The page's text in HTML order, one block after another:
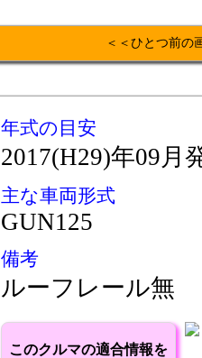
＜＜ひとつ前の
年式の目安
2017(H29)年09月
主な車両形式
GUN125
備考
ルーフレール無
このクルマの適合情報を